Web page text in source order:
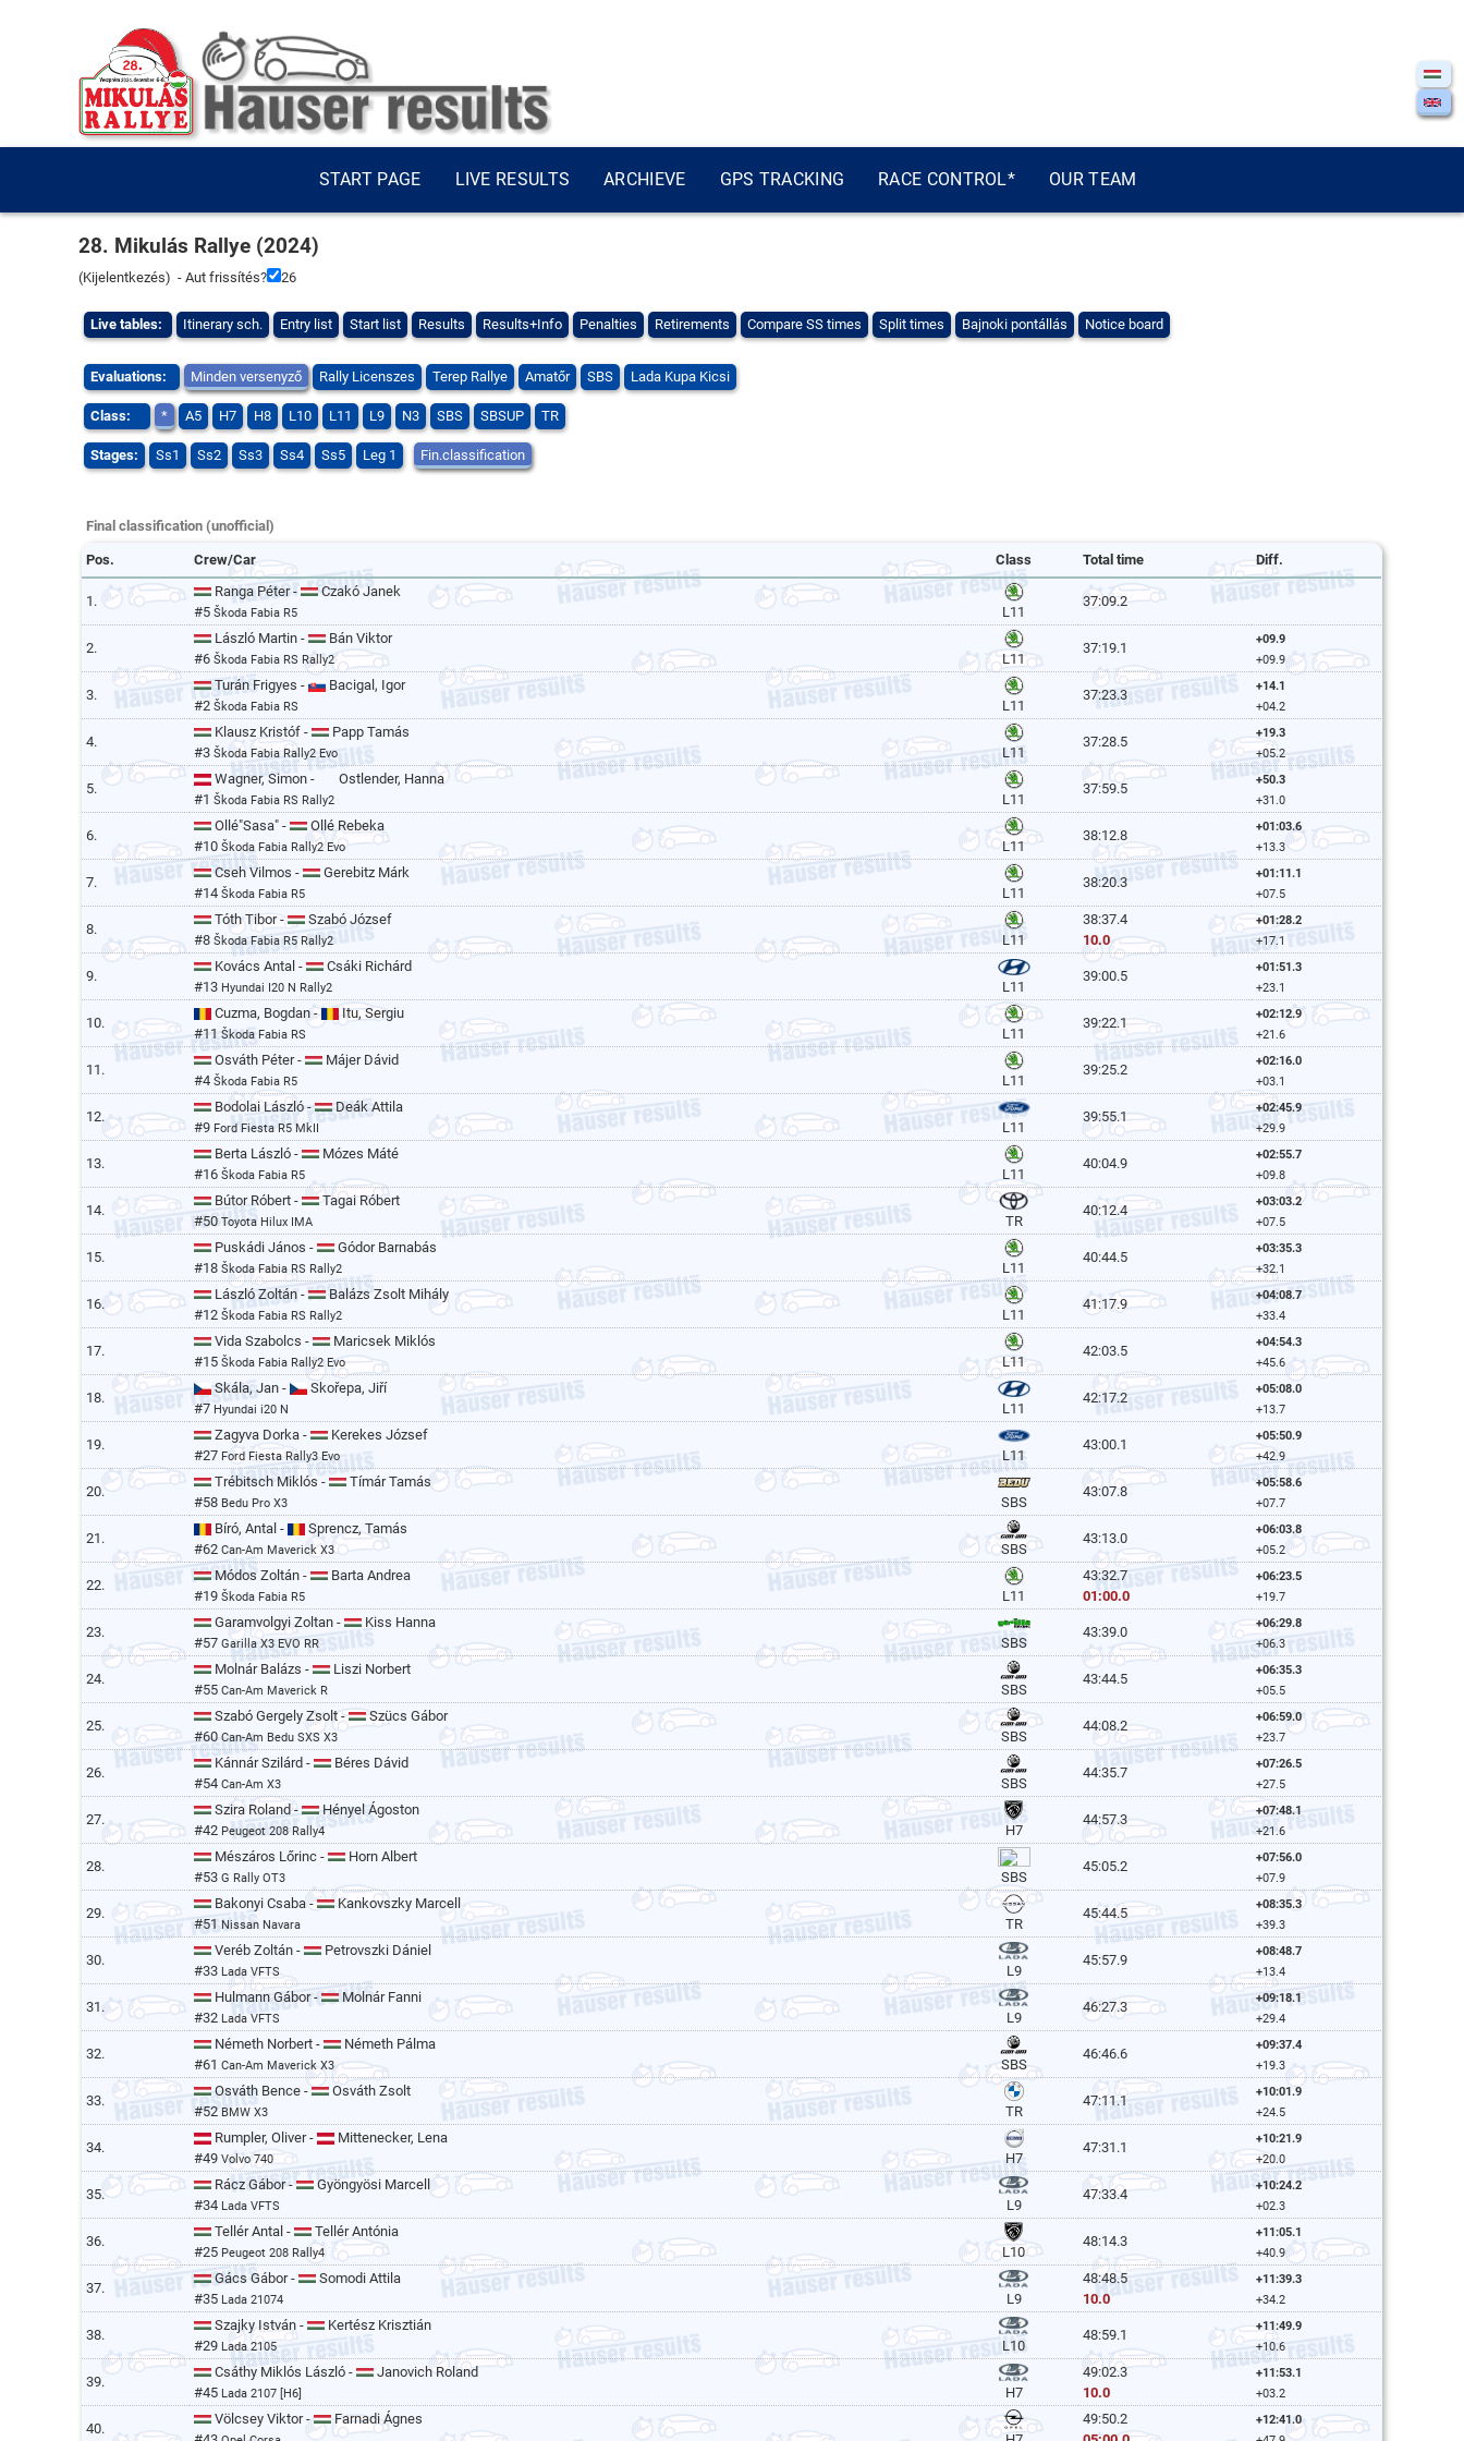
START PAGE LIVE RESULTS ARCHIEVE GPS TRACKING RACE CONTROL* OUR TEAM
28. Mikulás Rallye (2024)
(Kijelentkezés) - Aut frissítés? 25
Live tables: Itinerary sch. Entry list Start list Results Results+Info Penalties Retirements Compare SS times Split times Bajnoki pontállás Notice board
Evaluations: Minden versenyző Rally Licenszes Terep Rallye Amatőr SBS Lada Kupa Kicsi
Class: * A5 H7 H8 L10 L11 L9 N3 SBS SBSUP TR
Stages: Ss1 Ss2 Ss3 Ss4 Ss5 Leg 1 Fin.classification
Final classification (unofficial)
Pos. Crew/Car Class Total time Diff.
1.
Ranga Péter -
Czakó Janek
#5 Škoda Fabia R5 L11
37:09.2
2.
László Martin -
Bán Viktor
#6 Škoda Fabia RS Rally2 L11
37:19.1
+09.9
+09.9
3.
Turán Frigyes -
Bacigal, Igor
#2 Škoda Fabia RS L11
37:23.3
+14.1
+04.2
4.
Klausz Kristóf -
Papp Tamás
#3 Škoda Fabia Rally2 Evo L11
37:28.5
+19.3
+05.2
5.
Wagner, Simon -
Ostlender, Hanna
#1 Škoda Fabia RS Rally2 L11
37:59.5
+50.3
+31.0
6.
Ollé"Sasa" -
Ollé Rebeka
#10 Škoda Fabia Rally2 Evo L11
38:12.8
+01:03.6
+13.3
7.
Cseh Vilmos -
Gerebitz Márk
#14 Škoda Fabia R5 L11
38:20.3
+01:11.1
+07.5
8.
Tóth Tibor -
Szabó József
#8 Škoda Fabia R5 Rally2 L11
38:37.4
10.0
+01:28.2
+17.1
9.
Kovács Antal -
Csáki Richárd
#13 Hyundai I20 N Rally2 L11
39:00.5
+01:51.3
+23.1
10.
Cuzma, Bogdan -
Itu, Sergiu
#11 Škoda Fabia RS L11
39:22.1
+02:12.9
+21.6
11.
Osváth Péter -
Májer Dávid
#4 Škoda Fabia R5 L11
39:25.2
+02:16.0
+03.1
12.
Bodolai László -
Deák Attila
#9 Ford Fiesta R5 MkII L11
39:55.1
+02:45.9
+29.9
13.
Berta László -
Mózes Máté
#16 Škoda Fabia R5 L11
40:04.9
+02:55.7
+09.8
14.
Bútor Róbert -
Tagai Róbert
#50 Toyota Hilux IMA TR
40:12.4
+03:03.2
+07.5
15.
Puskádi János -
Gódor Barnabás
#18 Škoda Fabia RS Rally2 L11
40:44.5
+03:35.3
+32.1
16.
László Zoltán -
Balázs Zsolt Mihály
#12 Škoda Fabia RS Rally2 L11
41:17.9
+04:08.7
+33.4
17.
Vida Szabolcs -
Maricsek Miklós
#15 Škoda Fabia Rally2 Evo L11
42:03.5
+04:54.3
+45.6
18.
Skála, Jan -
Skořepa, Jiří
#7 Hyundai i20 N L11
42:17.2
+05:08.0
+13.7
19.
Zagyva Dorka -
Kerekes József
#27 Ford Fiesta Rally3 Evo L11
43:00.1
+05:50.9
+42.9
20.
Trébitsch Miklós -
Tímár Tamás
#58 Bedu Pro X3 SBS
43:07.8
+05:58.6
+07.7
21.
Bíró, Antal -
Sprencz, Tamás
#62 Can-Am Maverick X3 SBS
43:13.0
+06:03.8
+05.2
22.
Módos Zoltán -
Barta Andrea
#19 Škoda Fabia R5 L11
43:32.7
01:00.0
+06:23.5
+19.7
23.
Garamvolgyi Zoltan -
Kiss Hanna
#57 Garilla X3 EVO RR SBS
43:39.0
+06:29.8
+06.3
24.
Molnár Balázs -
Liszi Norbert
#55 Can-Am Maverick R SBS
43:44.5
+06:35.3
+05.5
25.
Szabó Gergely Zsolt -
Szücs Gábor
#60 Can-Am Bedu SXS X3 SBS
44:08.2
+06:59.0
+23.7
26.
Kánnár Szilárd -
Béres Dávid
#54 Can-Am X3 SBS
44:35.7
+07:26.5
+27.5
27.
Szira Roland -
Hényel Ágoston
#42 Peugeot 208 Rally4 H7
44:57.3
+07:48.1
+21.6
28.
Mészáros Lőrinc -
Horn Albert
#53 G Rally OT3 SBS
45:05.2
+07:56.0
+07.9
29.
Bakonyi Csaba -
Kankovszky Marcell
#51 Nissan Navara TR
45:44.5
+08:35.3
+39.3
30.
Veréb Zoltán -
Petrovszki Dániel
#33 Lada VFTS L9
45:57.9
+08:48.7
+13.4
31.
Hulmann Gábor -
Molnár Fanni
#32 Lada VFTS L9
46:27.3
+09:18.1
+29.4
32.
Németh Norbert -
Németh Pálma
#61 Can-Am Maverick X3 SBS
46:46.6
+09:37.4
+19.3
33.
Osváth Bence -
Osváth Zsolt
#52 BMW X3 TR
47:11.1
+10:01.9
+24.5
34.
Rumpler, Oliver -
Mittenecker, Lena
#49 Volvo 740 H7
47:31.1
+10:21.9
+20.0
35.
Rácz Gábor -
Gyöngyösi Marcell
#34 Lada VFTS L9
47:33.4
+10:24.2
+02.3
36.
Tellér Antal -
Tellér Antónia
#25 Peugeot 208 Rally4 L10
48:14.3
+11:05.1
+40.9
37.
Gács Gábor -
Somodi Attila
#35 Lada 21074 L9
48:48.5
10.0
+11:39.3
+34.2
38.
Szajky István -
Kertész Krisztián
#29 Lada 2105 L10
48:59.1
+11:49.9
+10.6
39.
Csáthy Miklós László -
Janovich Roland
#45 Lada 2107 [H6] H7
49:02.3
10.0
+11:53.1
+03.2
40.
Völcsey Viktor -
Farnadi Ágnes
49:50.2
+12:41.0